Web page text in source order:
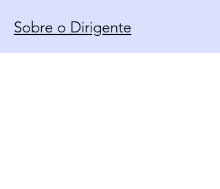
Sobre o Dirigente